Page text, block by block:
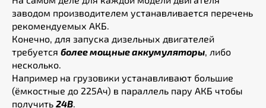
заводом производителем устанавливается перечень
рекомендуемых АКБ.
Конечно, для запуска дизельных двигателей
требуется более мощные аккумуляторы, либо
несколько.
Например на грузовики устанавливают большие
(ёмкостные до 225Ач) в параллель пару АКБ чтобы
получить 24В.